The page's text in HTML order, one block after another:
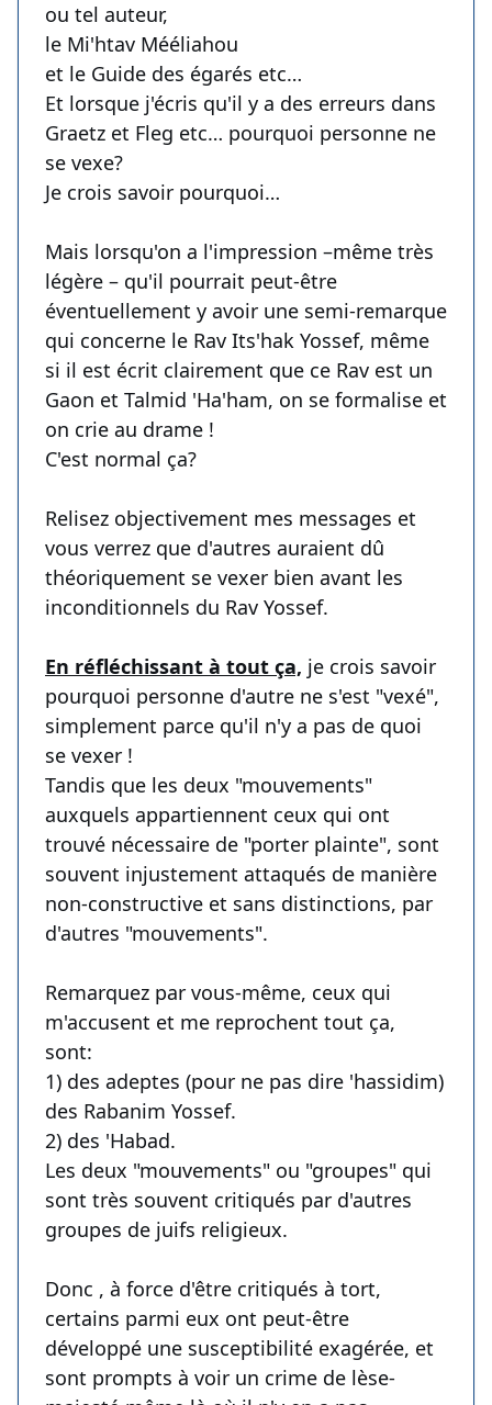
ou tel auteur,
le Mi'htav Mééliahou
et le Guide des égarés etc…
Et lorsque j'écris qu'il y a des erreurs dans
Graetz et Fleg etc… pourquoi personne ne
se vexe?
Je crois savoir pourquoi…
Mais lorsqu'on a l'impression –même très
légère – qu'il pourrait peut-être
éventuellement y avoir une semi-remarque
qui concerne le Rav Its'hak Yossef, même
si il est écrit clairement que ce Rav est un
Gaon et Talmid 'Ha'ham, on se formalise et
on crie au drame !
C'est normal ça?
Relisez objectivement mes messages et
vous verrez que d'autres auraient dû
théoriquement se vexer bien avant les
inconditionnels du Rav Yossef.
En réfléchissant à tout ça, je crois savoir
pourquoi personne d'autre ne s'est "vexé",
simplement parce qu'il n'y a pas de quoi
se vexer !
Tandis que les deux "mouvements"
auxquels appartiennent ceux qui ont
trouvé nécessaire de "porter plainte", sont
souvent injustement attaqués de manière
non-constructive et sans distinctions, par
d'autres "mouvements".
Remarquez par vous-même, ceux qui
m'accusent et me reprochent tout ça,
sont:
1) des adeptes (pour ne pas dire 'hassidim)
des Rabanim Yossef.
2) des 'Habad.
Les deux "mouvements" ou "groupes" qui
sont très souvent critiqués par d'autres
groupes de juifs religieux.
Donc , à force d'être critiqués à tort,
certains parmi eux ont peut-être
développé une susceptibilité exagérée, et
sont prompts à voir un crime de lèse-